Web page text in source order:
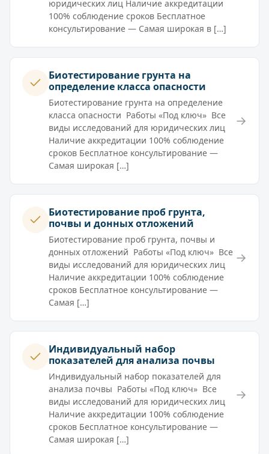
юридических лиц Наличие аккредитации
100% соблюдение сроков Бесплатное
консультирование — Самая широкая в […]
Биотестирование грунта на
определение класса опасности
Биотестирование грунта на определение
класса опасности Работы «Под ключ» Все
виды исследований для юридических лиц
Наличие аккредитации 100% соблюдение
сроков Бесплатное консультирование —
Самая широкая […]
→
Биотестирование проб грунта,
почвы и донных отложений
Биотестирование проб грунта, почвы и
донных отложений Работы «Под ключ» Все
виды исследований для юридических лиц
Наличие аккредитации 100% соблюдение
сроков Бесплатное консультирование —
Самая […]
→
Индивидуальный набор
показателей для анализа почвы
Индивидуальный набор показателей для
анализа почвы Работы «Под ключ» Все
виды исследований для юридических лиц
Наличие аккредитации 100% соблюдение
сроков Бесплатное консультирование —
Самая широкая […]
→